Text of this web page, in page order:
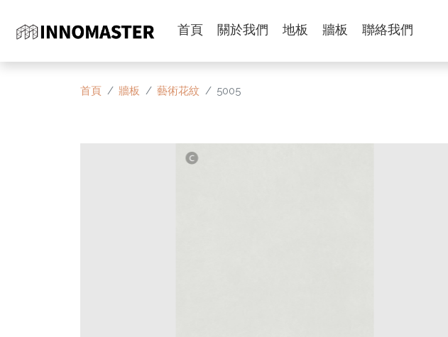
首頁 關於我們 地板 牆板 聯絡我們
首頁 牆板 藝術花紋 5005